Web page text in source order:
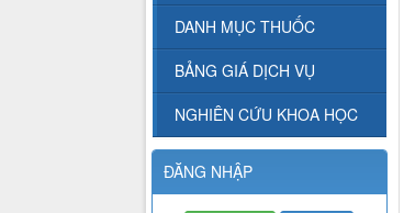
DANH MỤC THUỐC
BẢNG GIÁ DỊCH VỤ
NGHIÊN CỨU KHOA HỌC
ĐĂNG NHẬP